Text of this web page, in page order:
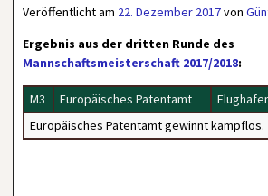
Veröffentlicht am 22. Dezember 2017von
Ergebnis aus der dritten Runde des
Mannschaftsmeisterschaft 2017/2018:
M3 Europäisches Patentamt
Europäisches Patentamt gewinnt kampflos.